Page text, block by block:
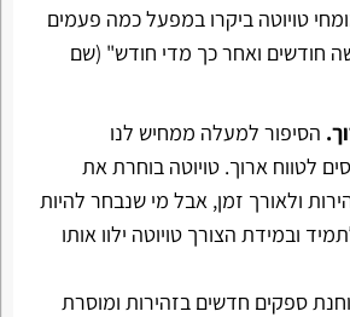
טויוטה ביקרו במפעל כמה פעמים
חודשים ואחר כך מדי חודש" (שם
הסיפור למעלה ממחיש לנו
לטווח ארוך. טויוטה בוחרת את
ולאורך זמן, אבל מי שנבחר להיות
ובמידת הצורך טויוטה ילוו אותו
ספקים חדשים בזהירות ומוסרת